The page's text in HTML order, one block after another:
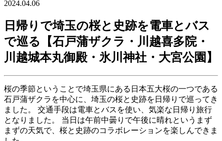
2024.04.06
日帰りで埼玉の桜と史跡を電車とバス
で巡る【石戸蒲ザクラ・川越喜多院・
川越城本丸御殿・氷川神社・大宮公園】
桜の季節ということで埼玉県にある日本五大桜の一つである
石戸蒲ザクラを中心に、埼玉の桜と史跡を日帰りで巡ってき
ました。 交通手段は電車とバスを使い、気楽な日帰り旅行
となりました。 当日は午前中曇りで午後に晴れというまず
まずの天気で、桜と史跡のコラボレーションを楽しんできま